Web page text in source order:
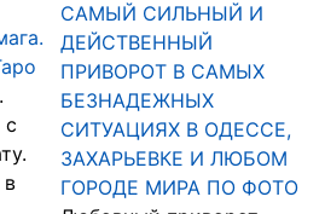
САМЫЙ СИЛЬНЫЙ И
ДЕЙСТВЕННЫЙ
ПРИВОРОТ В САМЫХ
БЕЗНАДЕЖНЫХ
СИТУАЦИЯХ В ОДЕССЕ,
ЗАХАРЬЕВКЕ И ЛЮБОМ
ГОРОДЕ МИРА ПО ФОТО